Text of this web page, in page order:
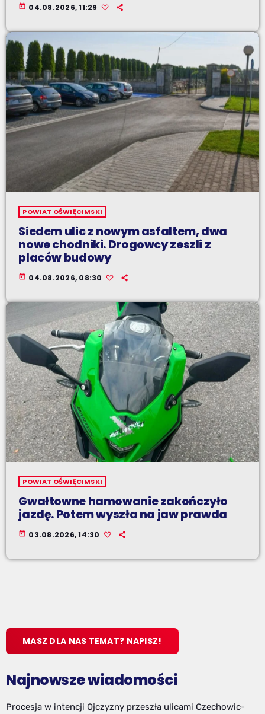
today 04.08.2026, 11:29
POWIAT OŚWIĘCIMSKI
Siedem ulic z nowym asfaltem, dwa
nowe chodniki. Drogowcy zeszli z
placów budowy
today 04.08.2026, 08:30
POWIAT OŚWIĘCIMSKI
Gwałtowne hamowanie zakończyło
jazdę. Potem wyszła na jaw prawda
today 03.08.2026, 14:30
MASZ DLA NAS TEMAT? NAPISZ!
Najnowsze wiadomości
Procesja w intencji Ojczyzny przeszła ulicami Czechowic-